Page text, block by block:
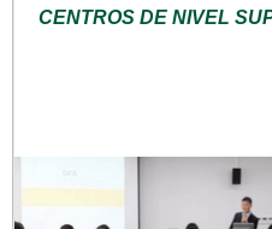
CENTROS DE NIVEL